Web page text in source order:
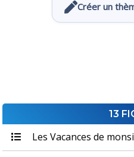
Créer un
13
Les Vacances de